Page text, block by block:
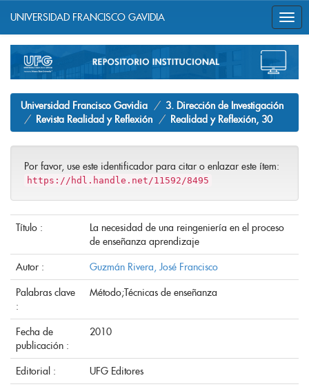
navigation
UNIVERSIDAD FRANCISCO GAVIDIA
Universidad Francisco Gavidia
3. Dirección de Investigación
Revista Realidad y Reflexión
Realidad y Reflexión, 30
Por favor, use este identificador para citar o enlazar este ítem:
https://hdl.handle.net/11592/8495
Título :
La necesidad de una reingeniería en el proceso
de enseñanza aprendizaje
Autor : Guzmán Rivera, José Francisco
Palabras clave
:
Método;Técnicas de enseñanza
Fecha de
publicación :
2010
Editorial : UFG Editores